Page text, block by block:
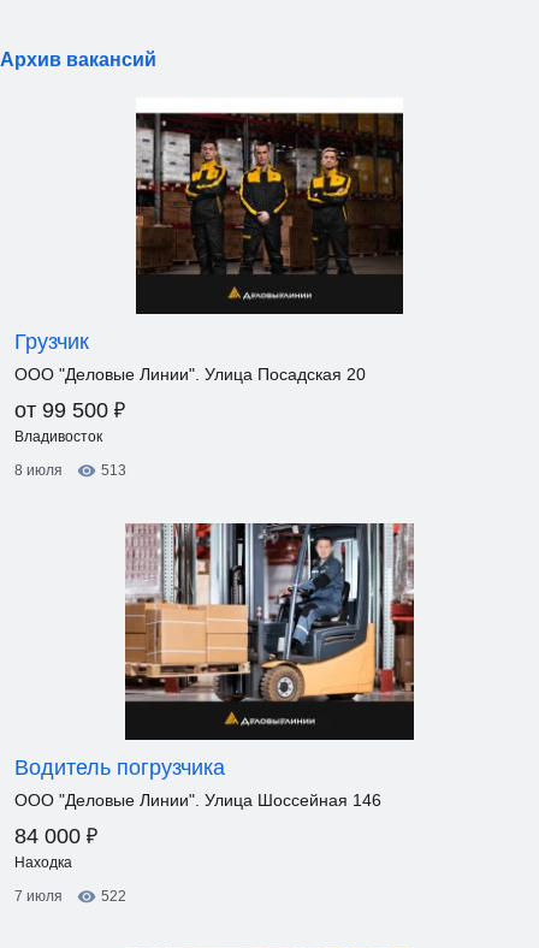
Архив вакансий
Грузчик
ООО "Деловые Линии". Улица Посадская 20
от 99 500 ₽
Владивосток
8 июля
513
Водитель погрузчика
ООО "Деловые Линии". Улица Шоссейная 146
84 000 ₽
Находка
7 июля
522